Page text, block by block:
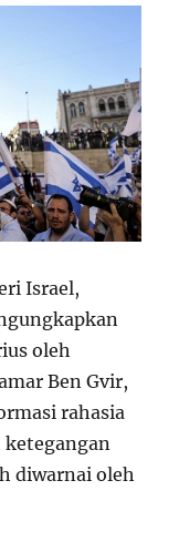
Israel,
oleh
Ben Gvir,
rahasia
diwarnai oleh